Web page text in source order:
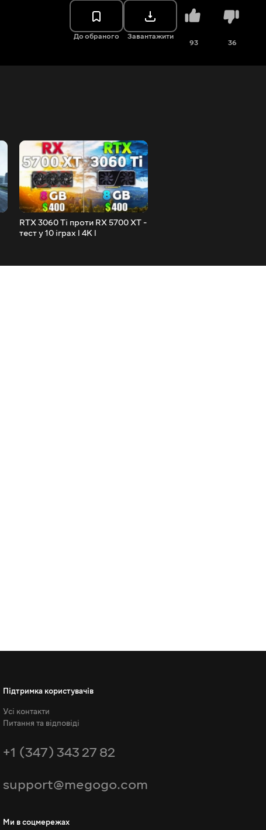
До обраного Завантажити
93 36
RTX 3060 Ti проти RX 5700 XT -
тест у 10 іграх l 4K l
Підтримка користувачів
Усі контакти
Питання та відповіді
+1 (347) 343 27 82
support@megogo.com
Ми в соцмережах